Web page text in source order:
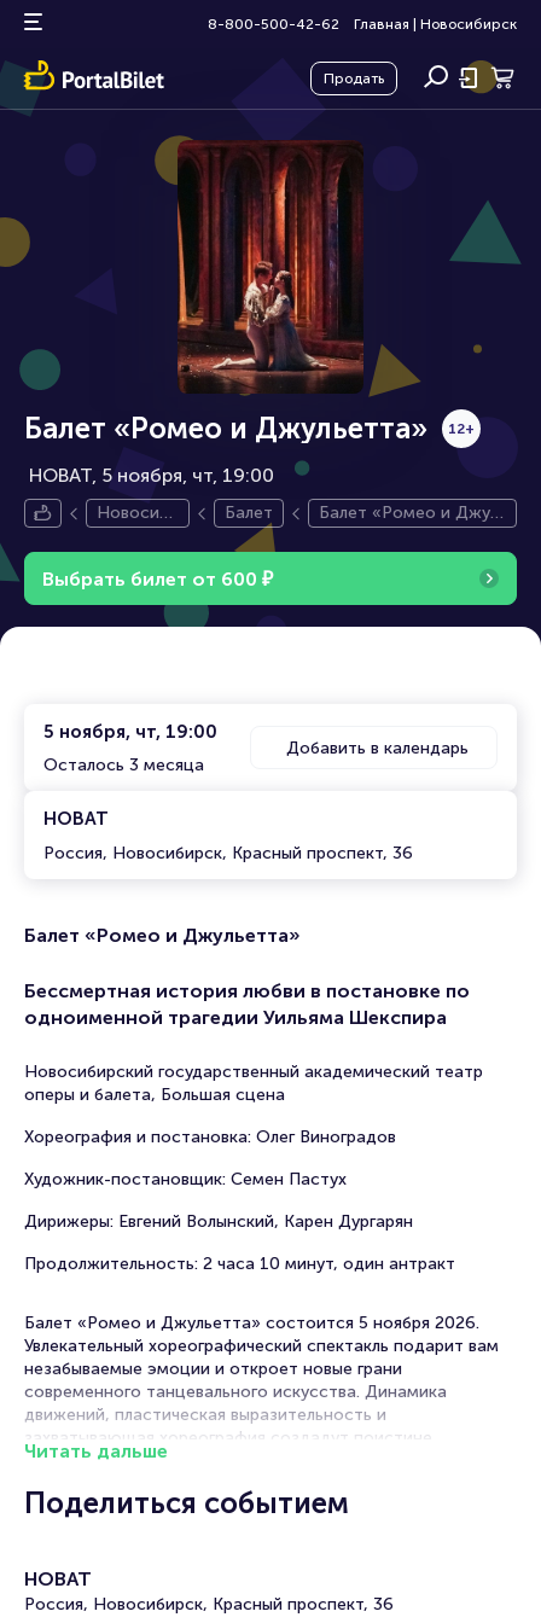
8-800-500-42-62 Главная Новосибирск
Продать
Балет «Ромео и Джульетта»
НОВАТ, 5 ноября
12+
чт, 19:00
Новосиби
Балет
Балет «Ромео и Джул
Выбрать билет от 600 ₽
5 ноября, чт, 19:00
Осталось 3 месяца
Добавить в календарь
НОВАТ
Россия, Новосибирск, Красный проспект, 36
Балет «Ромео и Джульетта»
Бессмертная история любви в постановке по
одноименной трагедии Уильяма Шекспира
Новосибирский государственный академический театр
оперы и балета, Большая сцена
Хореография и постановка: Олег Виноградов
Художник-постановщик: Семен Пастух
Дирижеры: Евгений Волынский, Карен Дургарян
Продолжительность: 2 часа 10 минут, один антракт
Балет «Ромео и Джульетта» состоится 5 ноября 2026.
Увлекательный хореографический спектакль подарит вам
незабываемые эмоции и откроет новые грани
современного танцевального искусства. Динамика
движений, пластическая выразительность и
захватывающая хореография создадут поистине
магическую атмосферу. НОВАТ в Новосибирске
Партер (центральные ряды) — полное погружение в
постановку и превосходный обзор сцены
Читать дальше
Поделиться событием
НОВАТ
Россия, Новосибирск, Красный проспект, 36